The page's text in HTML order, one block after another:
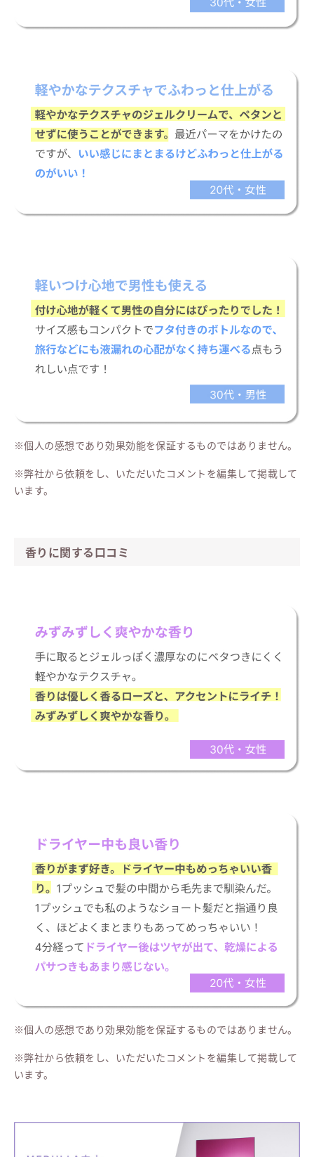
※個人の感想であり効果効能を保証するものではありません。
※弊社から依頼をし、いただいたコメントを編集して掲載して
います。
香りに関する口コミ
※個人の感想であり効果効能を保証するものではありません。
※弊社から依頼をし、いただいたコメントを編集して掲載して
います。